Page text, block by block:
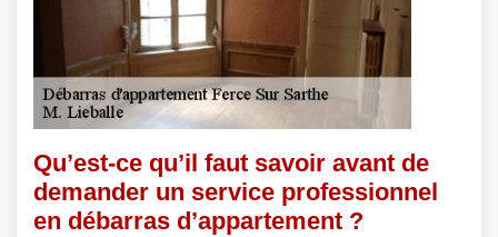
Qu’est-ce qu’il faut savoir avant de
demander un service professionnel
en débarras d’appartement ?